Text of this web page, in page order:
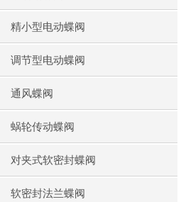
精小型电动蝶阀
调节型电动蝶阀
通风蝶阀
蜗轮传动蝶阀
对夹式软密封蝶阀
软密封法兰蝶阀